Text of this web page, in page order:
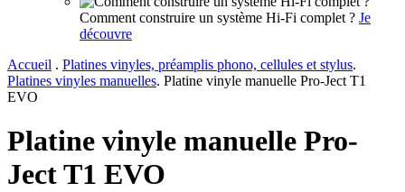
Comment construire un système Hi-Fi complet ? Je
découvre
Accueil . Platines vinyles, préamplis phono, cellules et stylus.
Platines vinyles manuelles. Platine vinyle manuelle Pro-Ject T1
EVO
Platine vinyle manuelle Pro-
Ject T1 EVO